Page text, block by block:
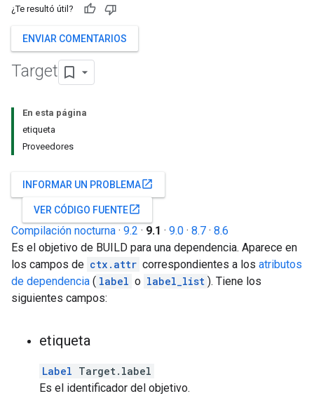
¿Te resultó útil?
ENVIAR COMENTARIOS
Target
En esta página
etiqueta
Proveedores
INFORMAR UN PROBLEMAopen_in_new
VER CÓDIGO FUENTEopen_in_new
Compilación nocturna · 9.2 · 9.1 · 9.0 · 8.7 · 8.6
Es el objetivo de BUILD para una dependencia. Aparece en
los campos de ctx.attr correspondientes a los atributos
de dependencia ( label o label_list ). Tiene los
siguientes campos:
etiqueta
Label Target.label
Es el identificador del objetivo.